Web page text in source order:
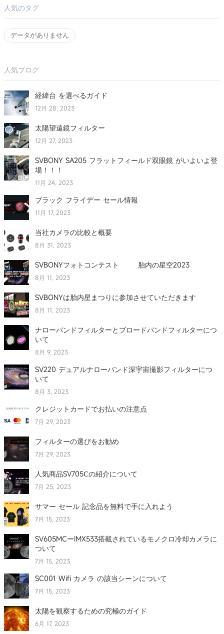
人気のタグ
データがありません
人気ブログ
経緯台 を選べるガイド
12月 28, 2023
太陽望遠鏡フィルター
12月 27, 2023
SVBONY SA205 フラットフィールド双眼鏡 がいよいよ登
場！！！
11月 24, 2023
ブラック フライデー セール情報
11月 17, 2023
当社カメラの比較と概要
8月 31, 2023
SVBONYフォトコンテスト 胎内の星空2023
8月 11, 2023
SVBONYは胎内星まつりに参加させていただきます
8月 11, 2023
ナローバンドフィルターとブロードバンドフィルターにつ
いて
8月 9, 2023
SV220 デュアルナローバンド深宇宙撮影フィルターにつ
いて
8月 3, 2023
クレジットカードでお払いの注意点
7月 29, 2023
フィルターの選びをお勧め
7月 29, 2023
人気商品SV705Ⅽの紹介について
7月 25, 2023
サマー セール 記念品を無料で手に入れよう
7月 15, 2023
SV605MCーIMX533搭載されているモノクロ冷却カメラに
ついて
7月 15, 2023
SC001 Wifi カメラ の該当シーンについて
7月 15, 2023
太陽を観察するための究極のガイド
6月 17, 2023